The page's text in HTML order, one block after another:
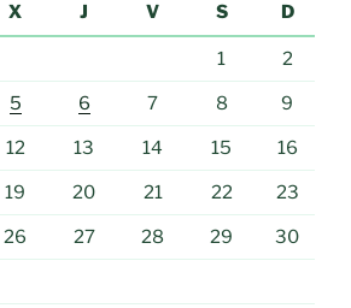
X J V S D
1 2
5 6 7 8 9
12 13 14 15 16
19 20 21 22 23
26 27 28 29 30